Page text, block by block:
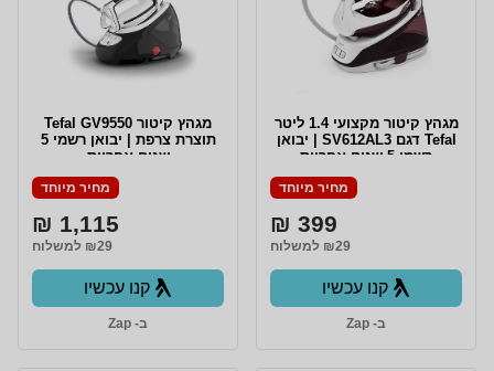
מגהץ ‏קיטור מקצועי 1.4 ליטר
Tefal דגם SV612AL3 | יבואן
רשמי 5 שנים אחריות
מחיר מיוחד
399 ₪
₪29 למשלוח
קנו עכשיו
ב- Zap
מגהץ ‏קיטור Tefal GV9550
תוצרת צרפת | יבואן רשמי 5
שנים אחריות
מחיר מיוחד
1,115 ₪
₪29 למשלוח
קנו עכשיו
ב- Zap